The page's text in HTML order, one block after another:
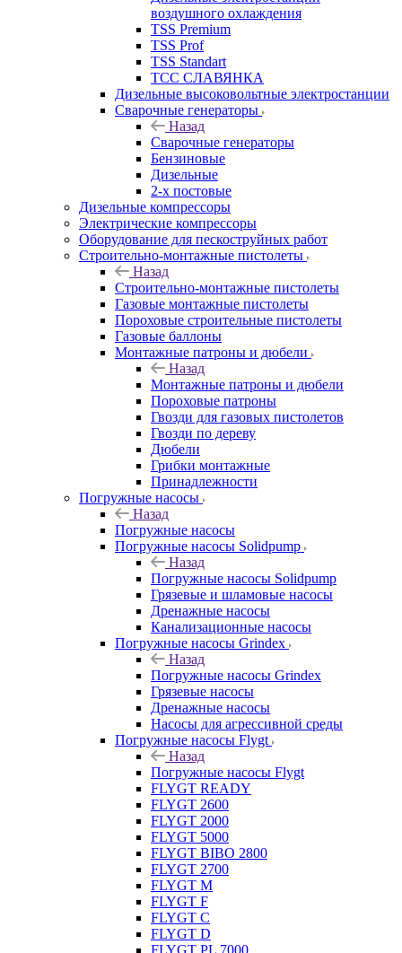
воздушного охлаждения
TSS Premium
TSS Prof
TSS Standart
ТСС СЛАВЯНКА
Дизельные высоковольтные электростанции
Сварочные генераторы
Назад
Сварочные генераторы
Бензиновые
Дизельные
2-х постовые
Дизельные компрессоры
Электрические компрессоры
Оборудование для пескоструйных работ
Строительно-монтажные пистолеты
Назад
Строительно-монтажные пистолеты
Газовые монтажные пистолеты
Пороховые строительные пистолеты
Газовые баллоны
Монтажные патроны и дюбели
Назад
Монтажные патроны и дюбели
Пороховые патроны
Гвозди для газовых пистолетов
Гвозди по дереву
Дюбели
Грибки монтажные
Принадлежности
Погружные насосы
Назад
Погружные насосы
Погружные насосы Solidpump
Назад
Погружные насосы Solidpump
Грязевые и шламовые насосы
Дренажные насосы
Канализационные насосы
Погружные насосы Grindex
Назад
Погружные насосы Grindex
Грязевые насосы
Дренажные насосы
Насосы для агрессивной среды
Погружные насосы Flygt
Назад
Погружные насосы Flygt
FLYGT READY
FLYGT 2600
FLYGT 2000
FLYGT 5000
FLYGT BIBO 2800
FLYGT 2700
FLYGT M
FLYGT F
FLYGT C
FLYGT D
FLYGT PL 7000